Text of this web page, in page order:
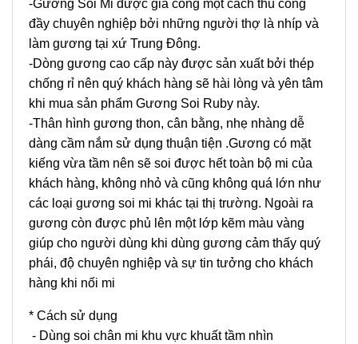
-Gương Soi Mi được gia công một cách thủ công
đầy chuyên nghiệp bởi những người thợ là nhíp và
làm gương tại xứ Trung Đông.
-Dòng gương cao cấp này được sản xuất bởi thép
chống rỉ nên quý khách hàng sẽ hài lòng và yên tâm
khi mua sản phẩm Gương Soi Ruby này.
-Thân hình gương thon, cân bằng, nhẹ nhàng dễ
dàng cầm nắm sử dụng thuận tiện .Gương có mặt
kiếng vừa tầm nên sẽ soi được hết toàn bộ mi của
khách hàng, không nhỏ và cũng không quá lớn như
các loại gương soi mi khác tại thị trường. Ngoài ra
gương còn được phủ lên một lớp kẽm màu vàng
giúp cho người dùng khi dùng gương cảm thấy quý
phái, độ chuyên nghiệp và sự tin tưởng cho khách
hàng khi nối mi
* Cách sử dụng
- Dùng soi chân mi khu vực khuất tầm nhìn